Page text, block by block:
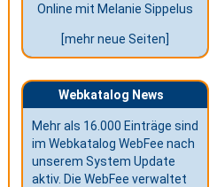
Online mit Melanie Sippelus
[mehr neue Seiten]
Webkatalog News
Mehr als 16.000 Einträge sind
im Webkatalog WebFee nach
unserem System Update
aktiv. Die WebFee verwaltet